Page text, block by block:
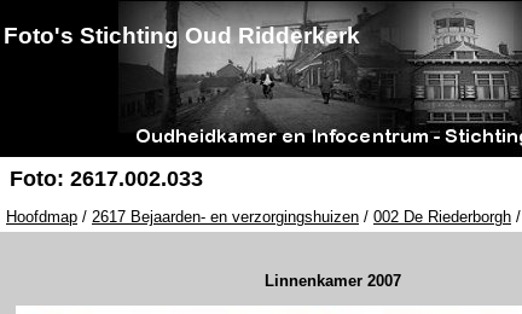
Foto's Stichting Oud Ridderkerk
Foto: 2617.002.033
Hoofdmap / 2617 Bejaarden- en verzorgingshuizen / 002 De Riederborgh
Linnenkamer 2007